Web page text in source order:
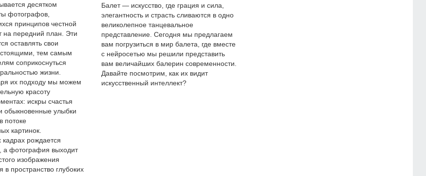
десятком
фотографов,
принципов честной
на передний план. Эти
оставлять свои
тем самым
соприкоснуться
жизни.
их подходу мы можем
красоту
искры счастья
обыкновенные улыбки
потоке
картинок.
рождается
а фотография выходит
изображения
в пространство глубоких
Балет — искусство, где грация и сила,
элегантность и страсть сливаются в одно
великолепное танцевальное
представление. Сегодня мы предлагаем
вам погрузиться в мир балета, где вместе
с нейросетью мы решили представить
вам величайших балерин современности.
Давайте посмотрим, как их видит
искусственный интеллект?